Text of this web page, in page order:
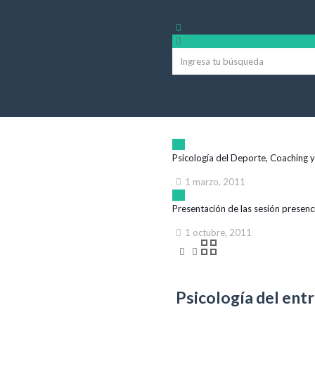
Psicología del Deporte, Coaching
1 marzo, 2011
Presentación de las sesión
1 octubre, 2011
Psicología del